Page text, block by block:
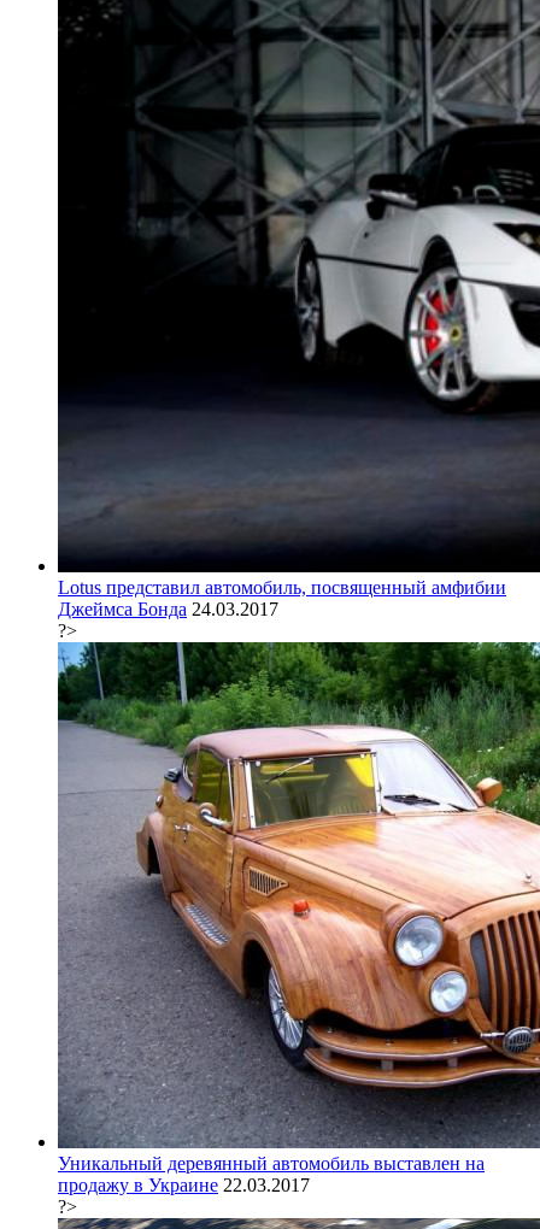
Lotus представил автомобиль, посвященный амфибии
Джеймса Бонда 24.03.2017
?>
Уникальный деревянный автомобиль выставлен на
продажу в Украине 22.03.2017
?>